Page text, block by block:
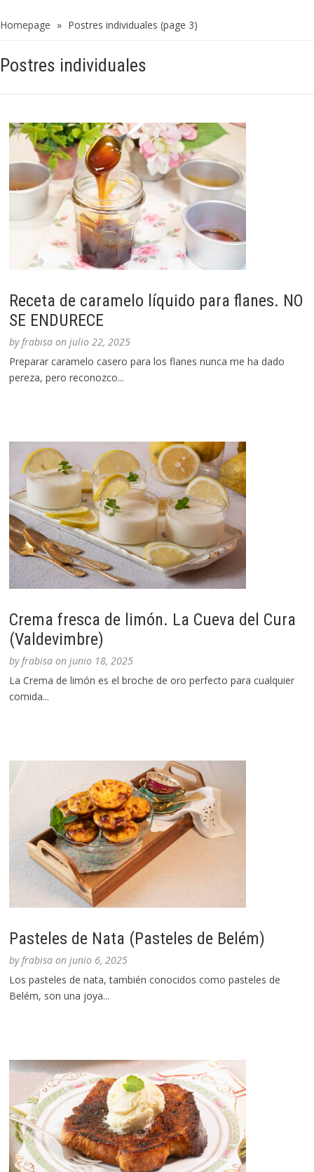
Homepage » Postres individuales (page 3)
Postres individuales
Receta de caramelo líquido para flanes. NO
SE ENDURECE
byfrabisa onjulio 22, 2025
Preparar caramelo casero para los flanes nunca me ha dado
pereza, pero reconozco...
Crema fresca de limón. La Cueva del Cura
(Valdevimbre)
byfrabisa onjunio 18, 2025
La Crema de limón es el broche de oro perfecto para cualquier
comida...
Pasteles de Nata (Pasteles de Belém)
byfrabisa onjunio 6, 2025
Los pasteles de nata, también conocidos como pasteles de
Belém, son una joya...